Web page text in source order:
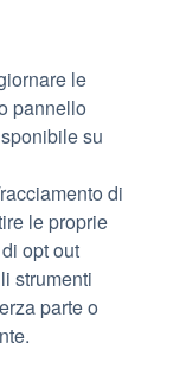
le
pannello
su
di
le proprie
opt out
strumenti
parte o